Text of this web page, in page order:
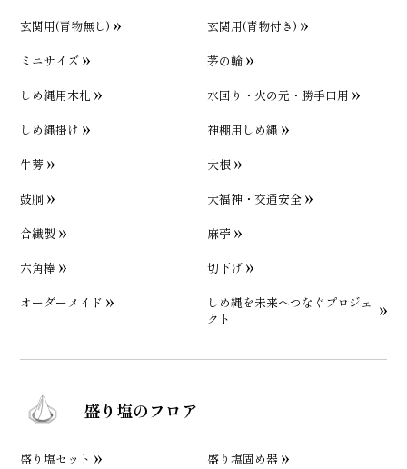
玄関用(青物無し)
玄関用(青物付き)
ミニサイズ
茅の輪
しめ縄用木札
水回り・火の元・勝手口用
しめ縄掛け
神棚用しめ縄
牛蒡
大根
鼓胴
大福神・交通安全
合繊製
麻苧
六角棒
切下げ
オーダーメイド
しめ縄を未来へつなぐプロジェ
クト
盛り塩のフロア
盛り塩セット
盛り塩固め器